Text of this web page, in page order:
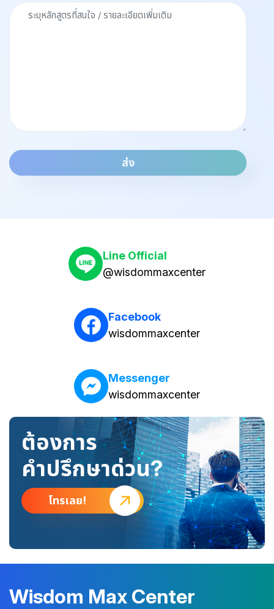
ส่ง
Line Official
@wisdommaxcenter
Facebook
wisdommaxcenter
Messenger
wisdommaxcenter
ต้องการ
คำปรึกษาด่วน?
โทรเลย!
Wisdom Max Center